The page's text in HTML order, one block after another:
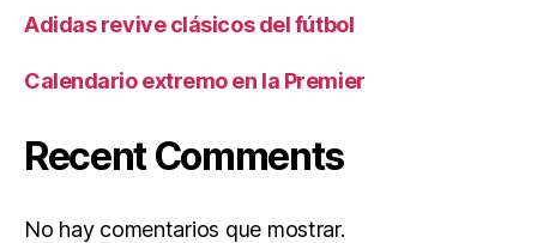
Adidas revive clásicos del fútbol
Calendario extremo en la Premier
Recent Comments
No hay comentarios que mostrar.